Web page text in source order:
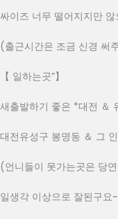
싸이즈 너무 떨어지지만
(출근시간은 조금 신경 써
【 일하는곳”】
새출발하기 좋은 *대전 ＆
대전유성구 봉명동 ＆ 그
(언니들이 못가는곳은 당
일생각 이상으로 잘된구